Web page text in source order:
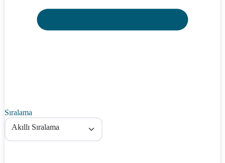
Sıralama
Akıllı Sıralama